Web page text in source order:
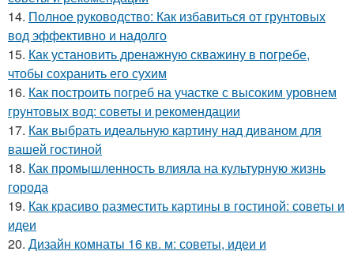
14. Полное руководство: Как избавиться от грунтовых
вод эффективно и надолго
15. Как установить дренажную скважину в погребе,
чтобы сохранить его сухим
16. Как построить погреб на участке с высоким уровнем
грунтовых вод: советы и рекомендации
17. Как выбрать идеальную картину над диваном для
вашей гостиной
18. Как промышленность влияла на культурную жизнь
города
19. Как красиво разместить картины в гостиной: советы и
идеи
20. Дизайн комнаты 16 кв. м: советы, идеи и